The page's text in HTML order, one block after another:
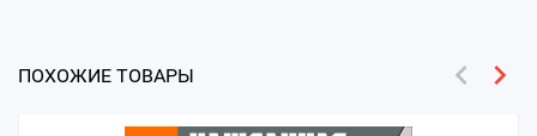
ПОХОЖИЕ ТОВАРЫ